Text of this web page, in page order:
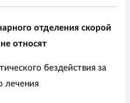
отделения скорой
относят
бездействия за
лечения